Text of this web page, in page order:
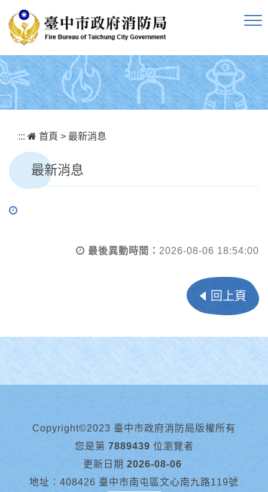
::: 首頁 > 最新消息
最新消息
最後異動時間： 2026-08-06 18:54:00
回上頁
Copyright©2023 臺中市政府消防局版權所有
您是第 7889439 位瀏覽者
更新日期 2026-08-06
地址︰408426 臺中市南屯區文心南九路119號